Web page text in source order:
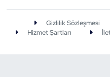
Gizlilik Sözleşmesi
Hizmet Şartları